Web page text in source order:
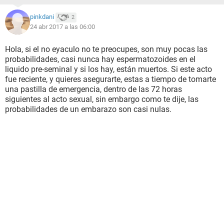
pinkdani 2
24 abr 2017 a las 06:00
Hola, si el no eyaculo no te preocupes, son muy pocas las
probabilidades, casi nunca hay espermatozoides en el
liquido pre-seminal y si los hay, están muertos. Si este acto
fue reciente, y quieres asegurarte, estas a tiempo de tomarte
una pastilla de emergencia, dentro de las 72 horas
siguientes al acto sexual, sin embargo como te dije, las
probabilidades de un embarazo son casi nulas.